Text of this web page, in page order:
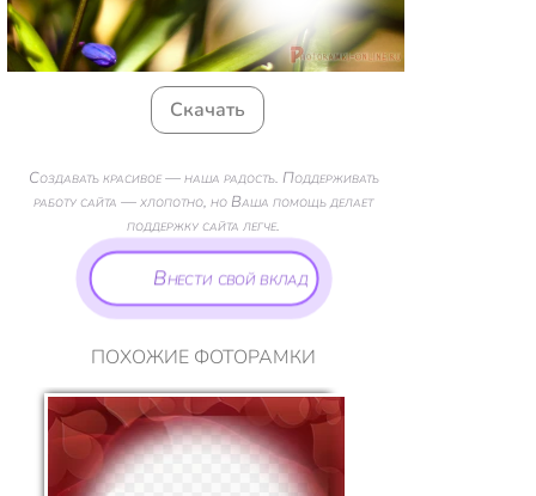
Скачать
Создавать красивое — наша радость. Поддерживать
работу сайта — хлопотно, но Ваша помощь делает
поддержку сайта легче.
Внести свой вклад
ПОХОЖИЕ ФОТОРАМКИ